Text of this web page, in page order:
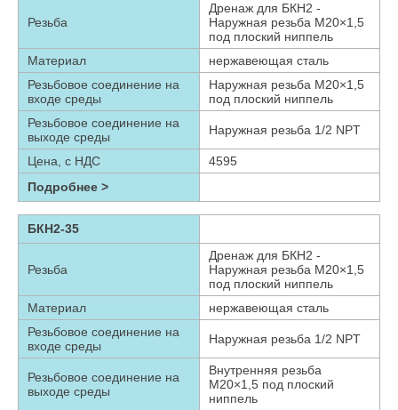
Резьба
Дренаж для БКН2 -
Наружная резьба М20×1,5
под плоский ниппель
Материал
нержавеющая сталь
Резьбовое соединение на
входе среды
Наружная резьба М20×1,5
под плоский ниппель
Резьбовое соединение на
выходе среды
Наружная резьба 1/2 NPT
Цена, с НДС
4595
Подробнее >
БКН2-35
Резьба
Дренаж для БКН2 -
Наружная резьба М20×1,5
под плоский ниппель
Материал
нержавеющая сталь
Резьбовое соединение на
входе среды
Наружная резьба 1/2 NPT
Резьбовое соединение на
выходе среды
Внутренняя резьба
М20×1,5 под плоский
ниппель